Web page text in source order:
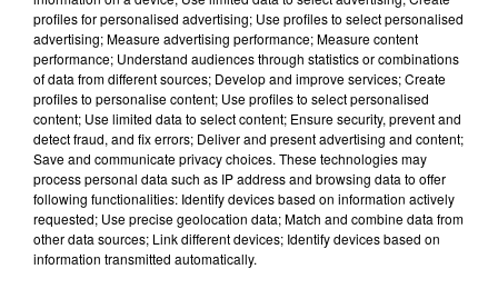
Publié : 9 mai 2018 à 8h22
Un vent de panique a soufflé sur Saint-Béat dans la
nuit de lundi à mardi. De gros orages se sont abattus
sur ce secteur montagneux du Comminges : l’eau a
jailli par les bouches d’égout dans le village faisant
ressortir le spectre des inondations de 2013. 15 à 20
cm d’eau stagnaient dans les rues entre les deux
ponts de la commune. Heureusement rien à voir avec
profiles for personalised advertising; Use profiles to select personalised
advertising; Measure advertising performance; Measure content
performance; Understand audiences through statistics or combinations
of data from different sources; Develop and improve services; Create
profiles to personalise content; Use profiles to select personalised
content; Use limited data to select content; Ensure security, prevent and
detect fraud, and fix errors; Deliver and present advertising and content;
Save and communicate privacy choices. These technologies may
process personal data such as IP address and browsing data to offer
following functionalities: Identify devices based on information actively
requested; Use precise geolocation data; Match and combine data from
other data sources; Link different devices; Identify devices based on
information transmitted automatically.